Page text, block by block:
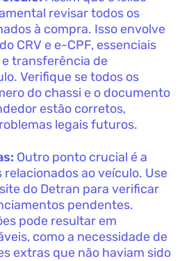
revisar todos os
à compra. Isso envolve
CRV e e-CPF, essenciais
transferência de
Verifique se todos os
do chassi e o documento
estão corretos,
legais futuros.
Outro ponto crucial é a
ao veículo. Use
do Detran para verificar
pendentes.
pode resultar em
como a necessidade de
extras que não haviam sido